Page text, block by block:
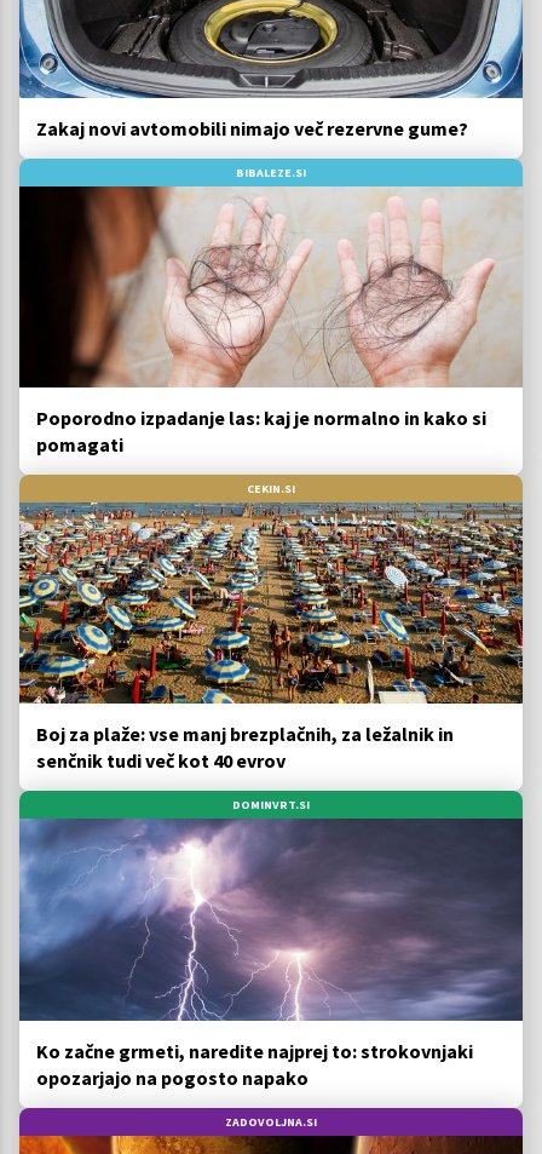
Zakaj novi avtomobili nimajo več rezervne gume?
BIBALEZE.SI
Poporodno izpadanje las: kaj je normalno in kako si
pomagati
CEKIN.SI
Boj za plaže: vse manj brezplačnih, za ležalnik in
senčnik tudi več kot 40 evrov
DOMINVRT.SI
Ko začne grmeti, naredite najprej to: strokovnjaki
opozarjajo na pogosto napako
ZADOVOLJNA.SI